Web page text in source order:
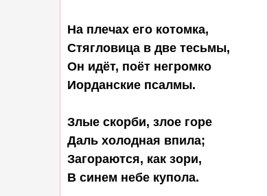
На плечах его котомка,
Стягловица в две тесьмы,
Он идёт, поёт негромко
Иорданские псалмы.
Злые скорби, злое горе
Даль холодная впила;
Загораются, как зори,
В синем небе купола.